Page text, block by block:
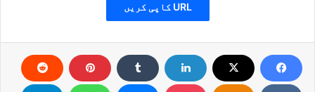
URL کاپی کریں